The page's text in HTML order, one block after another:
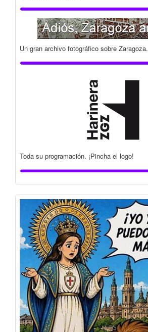
Un gran archivo fotográfico sobre Zaragoza.
Toda su programación. ¡Pincha el logo!